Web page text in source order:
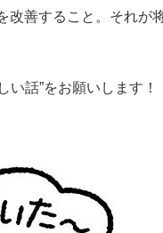
善すること。それが
話”をお願いします！